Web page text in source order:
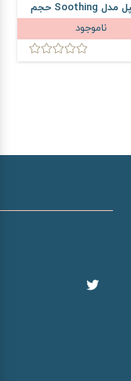
سیمپل مدل Soothing حجم
ناموجود